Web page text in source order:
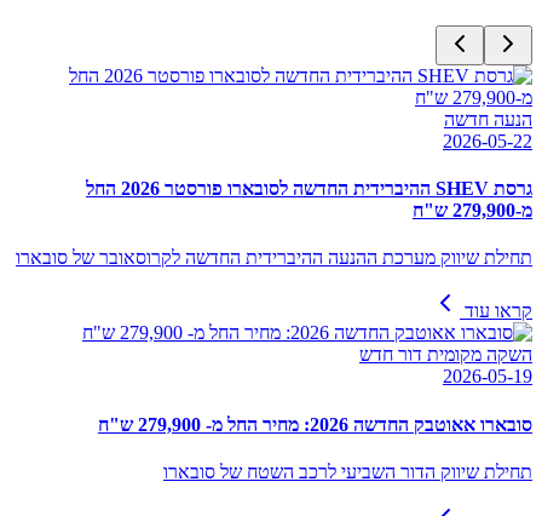
הנעה חדשה
2026-05-22
גרסת SHEV ההיברידית החדשה לסובארו פורסטר 2026 החל
מ-279,900 ש"ח
תחילת שיווק מערכת ההנעה ההיברידית החדשה לקרוסאובר של סובארו
קראו עוד
השקה מקומית דור חדש
2026-05-19
סובארו אאוטבק החדשה 2026: מחיר החל מ- 279,900 ש"ח
תחילת שיווק הדור השביעי לרכב השטח של סובארו